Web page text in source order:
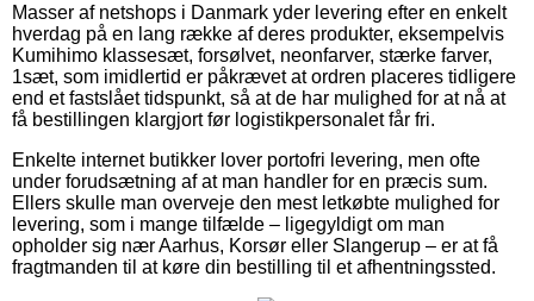
Masser af netshops i Danmark yder levering efter en enkelt
hverdag på en lang række af deres produkter, eksempelvis
Kumihimo klassesæt, forsølvet, neonfarver, stærke farver,
1sæt, som imidlertid er påkrævet at ordren placeres tidligere
end et fastslået tidspunkt, så at de har mulighed for at nå at
få bestillingen klargjort før logistikpersonalet får fri.
Enkelte internet butikker lover portofri levering, men ofte
under forudsætning af at man handler for en præcis sum.
Ellers skulle man overveje den mest letkøbte mulighed for
levering, som i mange tilfælde – ligegyldigt om man
opholder sig nær Aarhus, Korsør eller Slangerup – er at få
fragtmanden til at køre din bestilling til et afhentningssted.